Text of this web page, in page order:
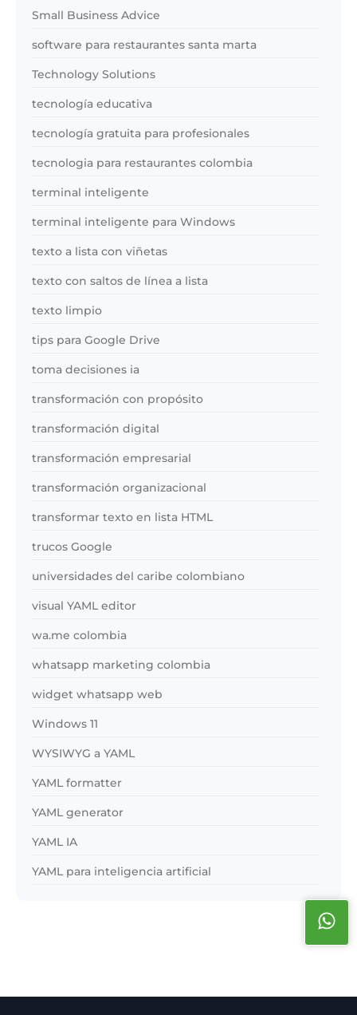
Small Business Advice
software para restaurantes santa marta
Technology Solutions
tecnología educativa
tecnología gratuita para profesionales
tecnologia para restaurantes colombia
terminal inteligente
terminal inteligente para Windows
texto a lista con viñetas
texto con saltos de línea a lista
texto limpio
tips para Google Drive
toma decisiones ia
transformación con propósito
transformación digital
transformación empresarial
transformación organizacional
transformar texto en lista HTML
trucos Google
universidades del caribe colombiano
visual YAML editor
wa.me colombia
whatsapp marketing colombia
widget whatsapp web
Windows 11
WYSIWYG a YAML
YAML formatter
YAML generator
YAML IA
YAML para inteligencia artificial